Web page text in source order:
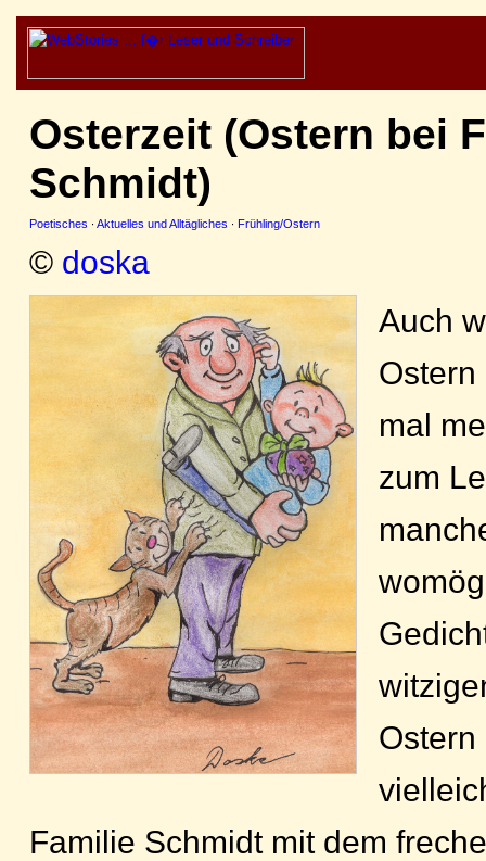
Osterzeit (Ostern bei
Schmidt)
Poetisches · Aktuelles und Alltägliches · Frühling/Ostern
© doska
Auch
Ostern
mal
zum
Ostern
Familie Schmidt mit dem